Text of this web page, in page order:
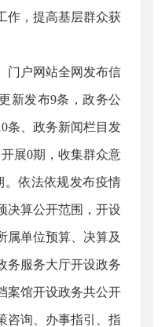
作，提高基层群众获
户网站全网发布信
新发布9条，政务公
条、政务新闻栏目发
展0期，收集群众意
。依法依规发布疫情
决算公开范围，开设
属单位预算、决算及
务服务大厅开设政务
案馆开设政务共公开
咨询、办事指引、指